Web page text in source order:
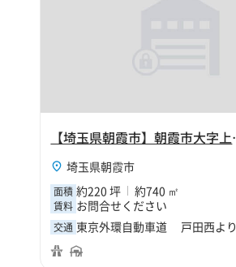
【埼玉
埼玉県朝霞市
面積 約220 坪 約740 ㎡
賃料 お問合せください
交通 東京外環自動車道 戸田西よ